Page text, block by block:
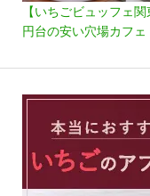
【いちごビュッフェ
円台の安い穴場カフ